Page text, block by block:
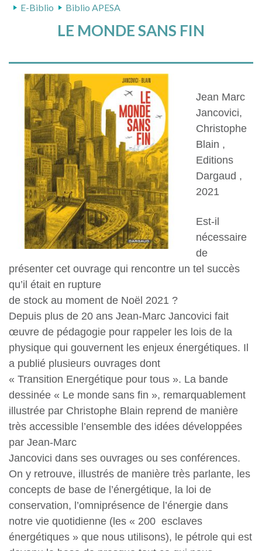
E-Biblio Biblio APESA
LE MONDE SANS FIN
Jean Marc
Jancovici,
Christophe
Blain ,
Editions
Dargaud ,
2021
Est-il
nécessaire
de
présenter cet ouvrage qui rencontre un tel succès
qu’il était en rupture
de stock au moment de Noël 2021 ?
Depuis plus de 20 ans Jean-Marc Jancovici fait
œuvre de pédagogie pour rappeler les lois de la
physique qui gouvernent les enjeux énergétiques. Il
a publié plusieurs ouvrages dont
« Transition Energétique pour tous ». La bande
dessinée « Le monde sans fin », remarquablement
illustrée par Christophe Blain reprend de manière
très accessible l’ensemble des idées développées
par Jean-Marc
Jancovici dans ses ouvrages ou ses conférences.
On y retrouve, illustrés de manière très parlante, les
concepts de base de l’énergétique, la loi de
conservation, l’omniprésence de l’énergie dans
notre vie quotidienne (les « 200 esclaves
énergétiques » que nous utilisons), le pétrole qui est